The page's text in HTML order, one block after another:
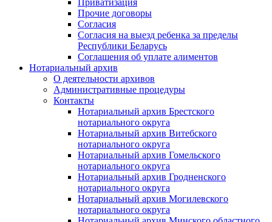
Прочие договоры
Согласия
Согласия на выезд ребенка за пределы
Республики Беларусь
Соглашения об уплате алиментов
Нотариальный архив
О деятельности архивов
Административные процедуры
Контакты
Нотариальный архив Брестского
нотариального округа
Нотариальный архив Витебского
нотариального округа
Нотариальный архив Гомельского
нотариального округа
Нотариальный архив Гродненского
нотариального округа
Нотариальный архив Могилевского
нотариального округа